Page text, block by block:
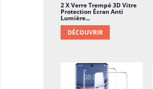
2 X Verre Trempé 3D Vitre
Protection Écran Anti
Lumière...
DÉCOUVRIR